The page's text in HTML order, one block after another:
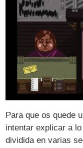
Para que os quede
intentar explicar a
dividida en varias